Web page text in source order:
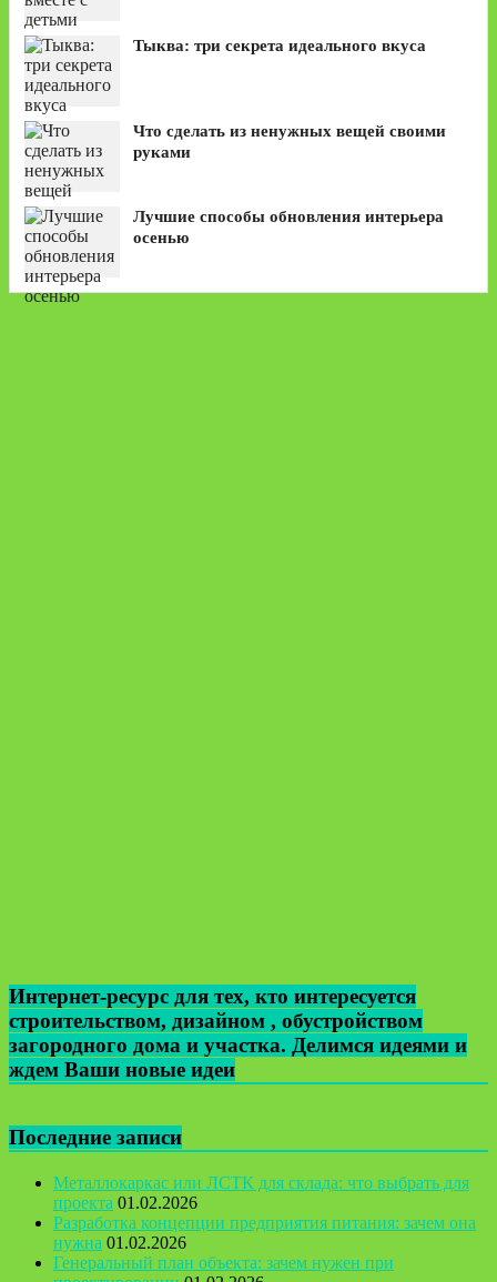
Тыква: три секрета идеального вкуса
Что сделать из ненужных вещей своими
руками
Лучшие способы обновления интерьера
осенью
Интернет-ресурс для тех, кто интересуется
строительством, дизайном , обустройством
загородного дома и участка. Делимся идеями и
ждем Ваши новые идеи
Последние записи
Металлокаркас или ЛСТК для склада: что выбрать для
проекта 01.02.2026
Разработка концепции предприятия питания: зачем она
нужна 01.02.2026
Генеральный план объекта: зачем нужен при